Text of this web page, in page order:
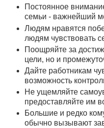
Постоянное
семьи - важнейший
Людям нравятся
людям чувствовать
Поощряйте за
цели, но и
Дайте работникам
возможность
Не ущемляйте
предоставляйте им
Большие и редко
обычно вызывают